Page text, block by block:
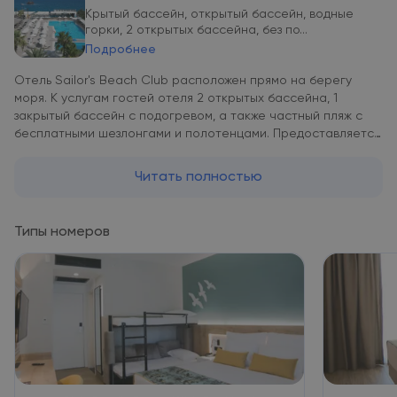
Крытый бассейн, открытый бассейн, водные
горки, 2 открытых бассейна, без по...
Подробнее
Отель Sailor's Beach Club расположен прямо на берегу
моря. К услугам гостей отеля 2 открытых бассейна, 1
закрытый бассейн с подогревом, а также частный пляж с
бесплатными шезлонгами и полотенцами. Предоставляется
оборудованы кондиционером и мини-баром. Также имеется
принадлежностями. Из номеров отеля открывается вид на
сад или море. Завтрак, обед и ужин подаются в виде
шведского стола в ресторане Savarona, где можно выбрать
столик на открытом воздухе. Вечером в ресторане отеля
можно заказать блюда итальянской кухни по меню. Кроме
того, в отеле имеется 2 бара, в которых можно заказать
напитки, а также снэк-бар, в котором можно перекусить во
второй половине дня. Гости могут позаниматься в фитнес-
центре, а затем расслабиться в турецкой бане, сауне или
Читать полностью
Типы номеров